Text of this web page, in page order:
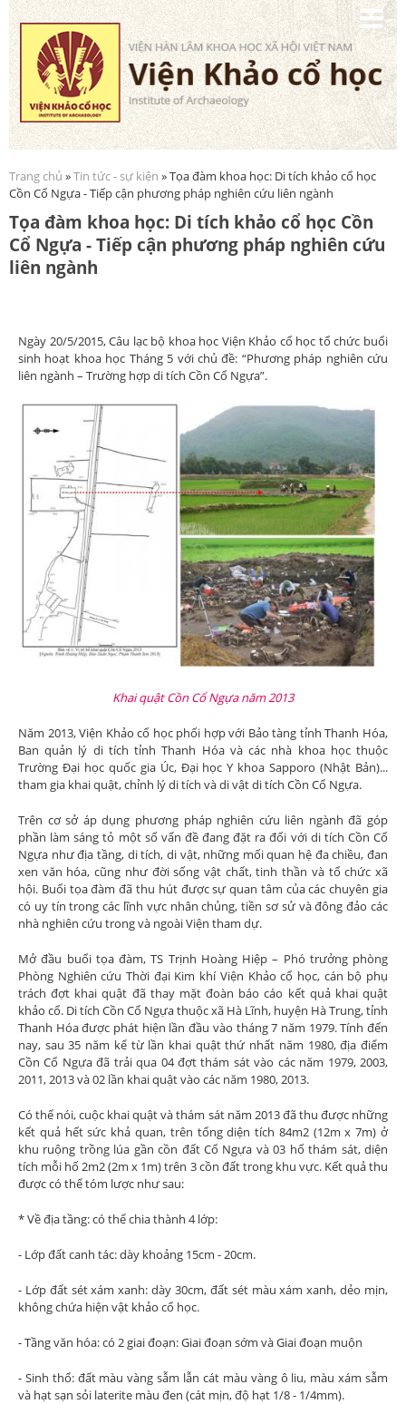
Nhảy
đến
nội
dung
Bạn đang ở đây
Trang chủ »Tin tức - sự kiện » Tọa đàm khoa học: Di tích khảo cổ học
Cồn Cổ Ngựa - Tiếp cận phương pháp nghiên cứu liên ngành
Tọa đàm khoa học: Di tích khảo cổ học Cồn
Cổ Ngựa - Tiếp cận phương pháp nghiên cứu
liên ngành
Ngày 20/5/2015, Câu lạc bộ khoa học Viện Khảo cổ học tổ chức buổi
sinh hoạt khoa học Tháng 5 với chủ đề: “Phương pháp nghiên cứu
liên ngành – Trường hợp di tích Cồn Cổ Ngựa”.
Khai quật Cồn Cổ Ngựa năm 2013
Năm 2013, Viện Khảo cổ học phối hợp với Bảo tàng tỉnh Thanh Hóa,
Ban quản lý di tích tỉnh Thanh Hóa và các nhà khoa học thuộc
Trường Đại học quốc gia Úc, Đại học Y khoa Sapporo (Nhật Bản)...
tham gia khai quật, chỉnh lý di tích và di vật di tích Cồn Cổ Ngựa.
Trên cơ sở áp dụng phương pháp nghiên cứu liên ngành đã góp
phần làm sáng tỏ một số vấn đề đang đặt ra đối với di tích Cồn Cổ
Ngựa như­ địa tầng, di tích, di vật, những mối quan hệ đa chiều, đan
xen văn hóa, cũng nh­ư đời sống vật chất, tinh thần và tổ chức xã
hội. Buổi tọa đàm đã thu hút được sự quan tâm của các chuyên gia
có uy tín trong các lĩnh vực nhân chủng, tiền sơ sử và đông đảo các
nhà nghiên cứu trong và ngoài Viện tham dự.
Mở đầu buổi tọa đàm, TS Trịnh Hoàng Hiệp – Phó trưởng phòng
Phòng Nghiên cứu Thời đại Kim khí Viện Khảo cổ học, cán bộ phụ
trách đợt khai quật đã thay mặt đoàn báo cáo kết quả khai quật
khảo cổ. Di tích Cồn Cổ Ngựa thuộc xã Hà Lĩnh, huyện Hà Trung, tỉnh
Thanh Hóa được phát hiện lần đầu vào tháng 7 năm 1979. Tính đến
nay, sau 35 năm kể từ lần khai quật thứ nhất năm 1980, địa điểm
Cồn Cổ Ngựa đã trải qua 04 đợt thám sát vào các năm 1979, 2003,
2011, 2013 và 02 lần khai quật vào các năm 1980, 2013.
Có thể nói, cuộc khai quật và thám sát năm 2013 đã thu được những
kết quả hết sức khả quan, trên tổng diện tích 84m2 (12m x 7m) ở
khu ruộng trồng lúa gần cồn đất Cổ Ngựa và 03 hố thám sát, diện
tích mỗi hố 2m2 (2m x 1m) trên 3 cồn đất trong khu vực. Kết quả thu
được có thể tóm lược như sau:
* Về địa tầng: có thể chia thành 4 lớp:
- Lớp đất canh tác: dày khoảng 15cm - 20cm.
- Lớp đất sét xám xanh: dày 30cm, đất sét màu xám xanh, dẻo mịn,
không chứa hiện vật khảo cổ học.
- Tầng văn hóa: có 2 giai đoạn: Giai đoạn sớm và Giai đoạn muộn
- Sinh thổ: đất màu vàng sẫm lẫn cát màu vàng ô liu, màu xám sẫm
và hạt sạn sỏi laterite màu đen (cát mịn, độ hạt 1/8 - 1/4mm).